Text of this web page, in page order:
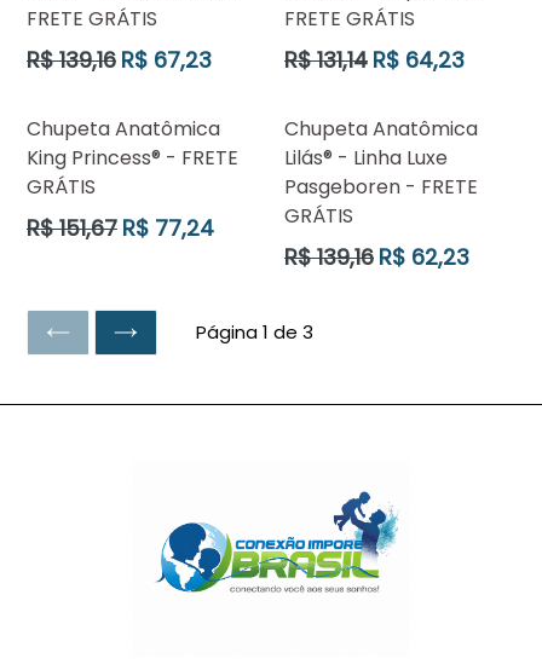
FRETE GRÁTIS
Preço
R$ 139,16 R$ 67,23
FRETE GRÁTIS
Preço
R$ 131,14 R$ 64,23
Chupeta Anatômica
King Princess® - FRETE
GRÁTIS
Preço
R$ 151,67 R$ 77,24
Chupeta Anatômica
Lilás® - Linha Luxe
Pasgeboren - FRETE
GRÁTIS
Preço
R$ 139,16 R$ 62,23
ANTERIORSEGUINTE
Página 1 de 3